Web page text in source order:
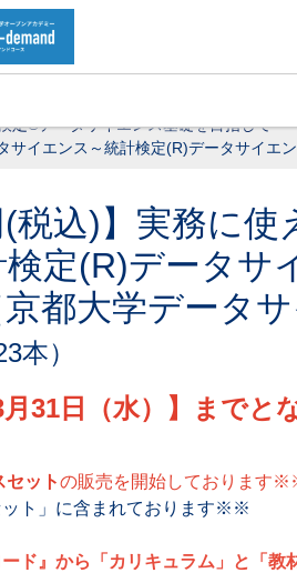
定®データサイエンス基礎を目指して～
サイエンス～統計検定(R)データサイ
税込)】実務に使
定(R)データサ
都大学データ
本）
31日（水）】までと
セットの販売を開始しております
ト」に含まれております※※
ド』から「カリキュラム」と「教